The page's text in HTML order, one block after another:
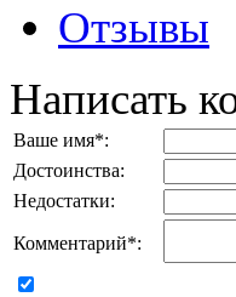
Отзывы
Написать
Ваше имя*:
Достоинства:
Недостатки:
Комментарий*: